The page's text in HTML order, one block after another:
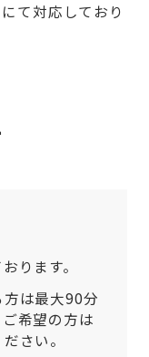
て対応しており
ります。
は最大90分
希望の方は
さい。